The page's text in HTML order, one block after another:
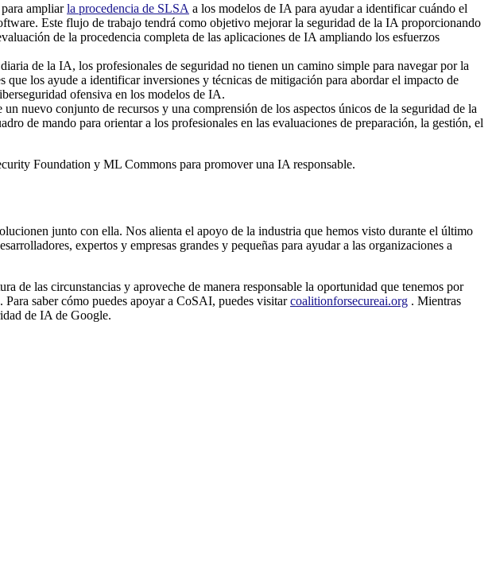
ampliarla procedencia de SLSA a los modelos de IA para ayudar a identificar cuándo el
Este flujo de trabajo tendrá como objetivo mejorar la seguridad de la IA proporcionando
de la procedencia completa de las aplicaciones de IA ampliando los esfuerzos
de la IA, los profesionales de seguridad no tienen un camino simple para navegar por la
los ayude a identificar inversiones y técnicas de mitigación para abordar el impacto de
ofensiva en los modelos de IA.
nuevo conjunto de recursos y una comprensión de los aspectos únicos de la seguridad de la
de mando para orientar a los profesionales en las evaluaciones de preparación, la gestión, el
Foundation y ML Commons para promover una IA responsable.
junto con ella. Nos alienta el apoyo de la industria que hemos visto durante el último
expertos y empresas grandes y pequeñas para ayudar a las organizaciones a
de las circunstancias y aproveche de manera responsable la oportunidad que tenemos por
saber cómo puedes apoyar a CoSAI, puedes visitarcoalitionforsecureai.org . Mientras
de IA de Google.